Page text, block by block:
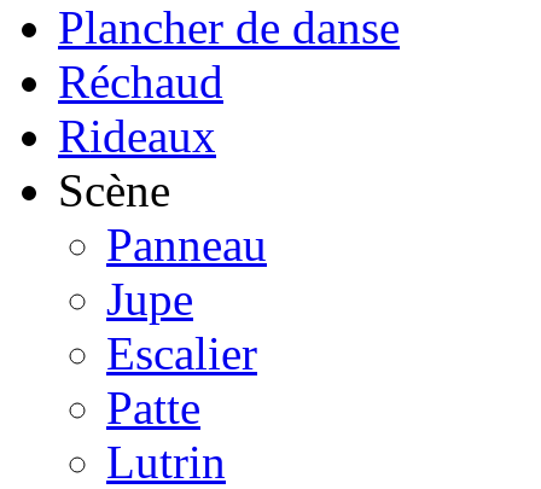
Plancher de danse
Réchaud
Rideaux
Scène
Panneau
Jupe
Escalier
Patte
Lutrin